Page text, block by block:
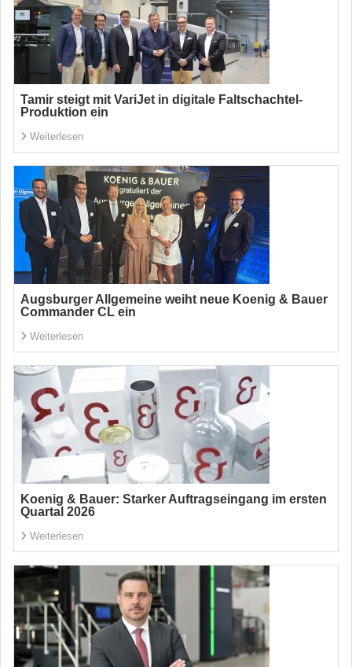
Tamir steigt mit VariJet in digitale Faltschachtel-
Produktion ein
Weiterlesen
Augsburger Allgemeine weiht neue Koenig & Bauer
Commander CL ein
Weiterlesen
Koenig & Bauer: Starker Auftragseingang im ersten
Quartal 2026
Weiterlesen